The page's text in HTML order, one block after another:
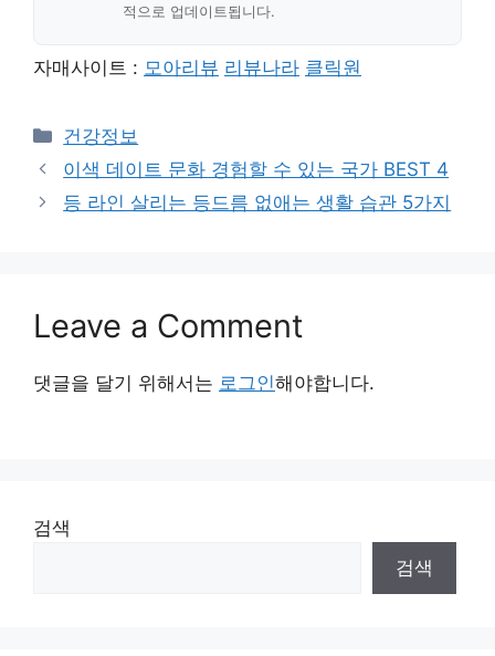
적으로 업데이트됩니다.
자매사이트 : 모아리뷰 리뷰나라 클릭원
Categories
건강정보
이색 데이트 문화 경험할 수 있는 국가 BEST 4
등 라인 살리는 등드름 없애는 생활 습관 5가지
Leave a Comment
댓글을 달기 위해서는 로그인해야합니다.
검색
검색